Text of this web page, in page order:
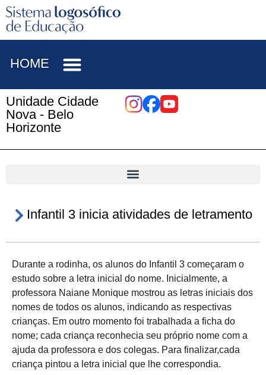
HOME
Unidade Cidade
Nova - Belo
Horizonte
Infantil 3 inicia atividades de letramento
Durante a rodinha, os alunos do Infantil 3 começaram o
estudo sobre a letra inicial do nome. Inicialmente, a
professora Naiane Monique mostrou as letras iniciais dos
nomes de todos os alunos, indicando as respectivas
crianças. Em outro momento foi trabalhada a ficha do
nome; cada criança reconhecia seu próprio nome com a
ajuda da professora e dos colegas. Para finalizar,cada
criança pintou a letra inicial que lhe correspondia.